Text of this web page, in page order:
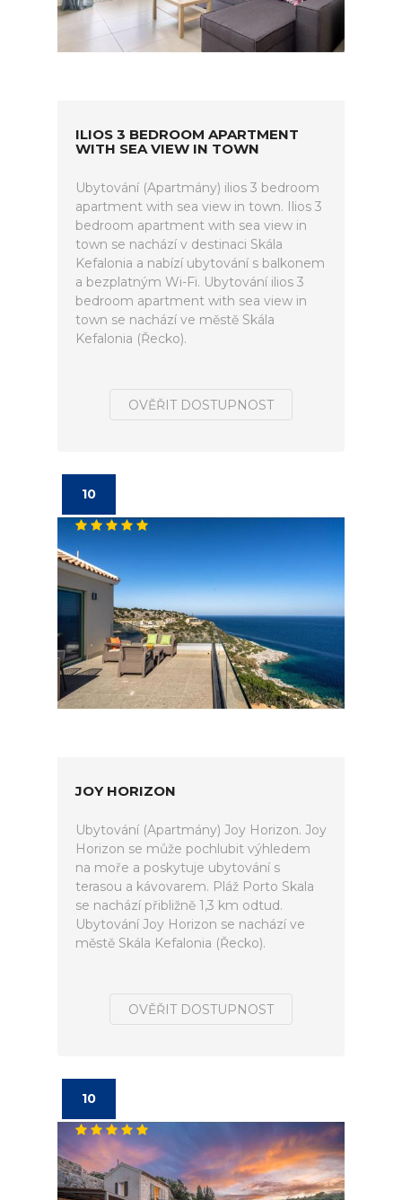
ILIOS 3 BEDROOM APARTMENT
WITH SEA VIEW IN TOWN
Ubytování (Apartmány) ilios 3 bedroom
apartment with sea view in town. Ilios 3
bedroom apartment with sea view in
town se nachází v destinaci Skála
Kefalonia a nabízí ubytování s balkonem
a bezplatným Wi-Fi. Ubytování ilios 3
bedroom apartment with sea view in
town se nachází ve městě Skála
Kefalonia (Řecko).
OVĚŘIT DOSTUPNOST
10
JOY HORIZON
Ubytování (Apartmány) Joy Horizon. Joy
Horizon se může pochlubit výhledem
na moře a poskytuje ubytování s
terasou a kávovarem. Pláž Porto Skala
se nachází přibližně 1,3 km odtud.
Ubytování Joy Horizon se nachází ve
městě Skála Kefalonia (Řecko).
OVĚŘIT DOSTUPNOST
10